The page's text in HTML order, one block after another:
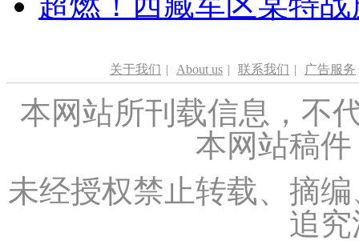
关于我们 | About us | 联系我们 | 广告服务
本网站所刊载信息，不
本网站稿
未经授权禁止转载、摘
追